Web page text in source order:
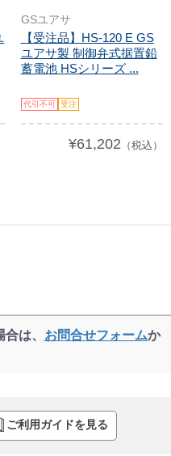
GSユアサ
【受注品】HS-120 E GS
ユアサ製 制御弁式据置鉛
蓄電池 HSシリーズ ...
代引不可 受注
¥61,202 （税込）
は、 お問合せフォームか
ご利用ガイドを見る